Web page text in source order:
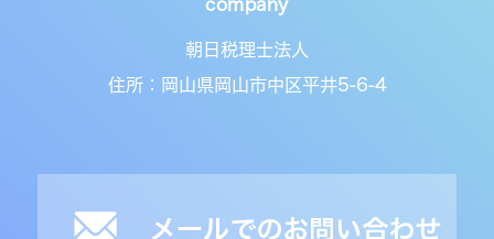
朝日税理士法人
住所：岡山県岡山市中区平井5-6-4